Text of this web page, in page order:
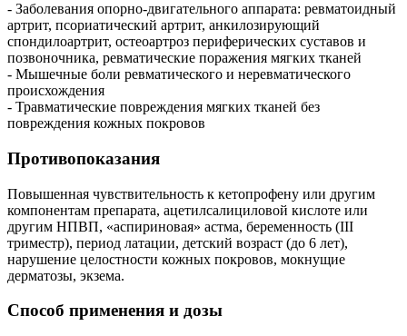
- Заболевания опорно-двигательного аппарата: ревматоидный
артрит, псориатический артрит, анкилозирующий
спондилоартрит, остеоартроз периферических суставов и
позвоночника, ревматические поражения мягких тканей
- Мышечные боли ревматического и неревматического
происхождения
- Травматические повреждения мягких тканей без
повреждения кожных покровов
Противопоказания
Повышенная чувствительность к кетопрофену или другим
компонентам препарата, ацетилсалициловой кислоте или
другим НПВП, «аспириновая» астма, беременность (III
триместр), период латации, детский возраст (до 6 лет),
нарушение целостности кожных покровов, мокнущие
дерматозы, экзема.
Способ применения и дозы